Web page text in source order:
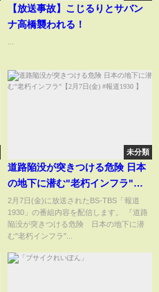
【放送事故】こじるりとサバン
ナ高橋襲われる！
未分類
道路陥没が突きつける危険 日本
の地下に潜む"老朽インフラ"【2
月7日(金) #報道1930 】
2月7日(金)に放送されたBS-TBS「報道
1930」の番組内容を配信します。 『道路
陥没が突きつける危険 日本の地下に潜
む"老朽インフラ"...